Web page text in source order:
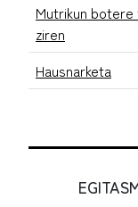
Mutrikun
ziren
Hausnarketa